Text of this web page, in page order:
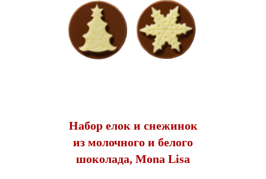
Набор елок и снежинок
из молочного и белого
шоколада, Mona Lisa